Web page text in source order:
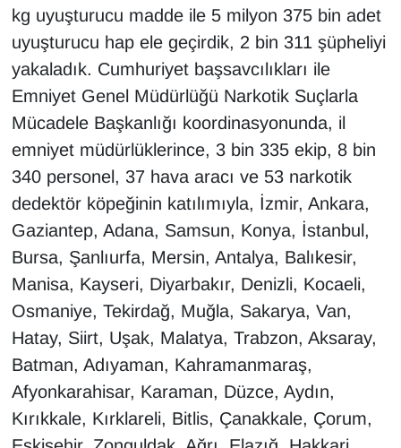
kg uyuşturucu madde ile 5 milyon 375 bin adet
uyuşturucu hap ele geçirdik, 2 bin 311 şüpheliyi
yakaladık. Cumhuriyet başsavcılıkları ile
Emniyet Genel Müdürlüğü Narkotik Suçlarla
Mücadele Başkanlığı koordinasyonunda, il
emniyet müdürlüklerince, 3 bin 335 ekip, 8 bin
340 personel, 37 hava aracı ve 53 narkotik
dedektör köpeğinin katılımıyla, İzmir, Ankara,
Gaziantep, Adana, Samsun, Konya, İstanbul,
Bursa, Şanlıurfa, Mersin, Antalya, Balıkesir,
Manisa, Kayseri, Diyarbakır, Denizli, Kocaeli,
Osmaniye, Tekirdağ, Muğla, Sakarya, Van,
Hatay, Siirt, Uşak, Malatya, Trabzon, Aksaray,
Batman, Adıyaman, Kahramanmaraş,
Afyonkarahisar, Karaman, Düzce, Aydın,
Kırıkkale, Kırklareli, Bitlis, Çanakkale, Çorum,
Kamu Alımları
Kim Kimdir?
Kültür & Sanat
KURDÎ
MAGAZİN
MEDYA
ONE EKONOMİ
POLİTİKA
Resmi İlanlar
RÖPORTAJ